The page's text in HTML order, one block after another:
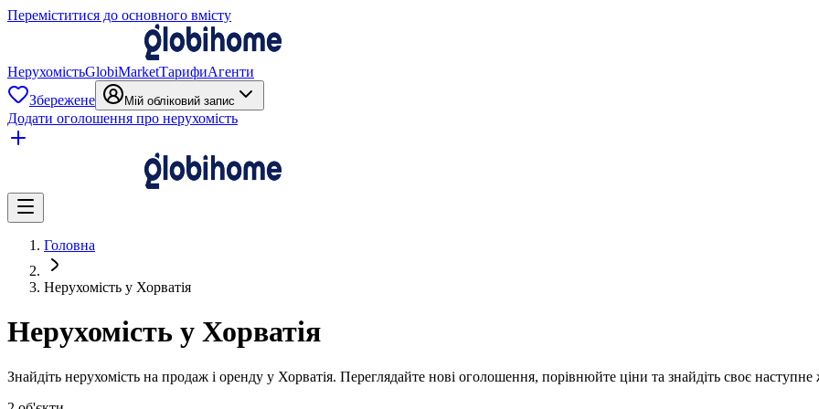
Переміститися до основного вмісту
НерухомістьGlobiMarketТарифиАгенти
Збережене
Мій обліковий запис
Додати оголошення про нерухомість
Головна
Нерухомість у Хорватія
Нерухомість у Хорватія
Знайдіть нерухомість на продаж і оренду у Хорватія. Переглядайте нові оголошення, порівнюйте ціни та знайдіть своє